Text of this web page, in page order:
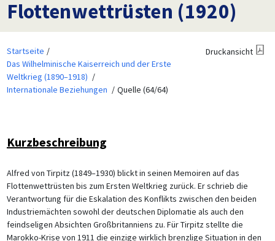
Flottenwettrüsten (1920)
Startseite
Das Wilhelminische Kaiserreich und der Erste
Weltkrieg (1890–1918)
Internationale Beziehungen
Quelle (64/64)
Druckansicht
Kurzbeschreibung
Alfred von Tirpitz (1849–1930) blickt in seinen Memoiren auf das
Flottenwettrüsten bis zum Ersten Weltkrieg zurück. Er schrieb die
Verantwortung für die Eskalation des Konflikts zwischen den beiden
Industriemächten sowohl der deutschen Diplomatie als auch den
feindseligen Absichten Großbritanniens zu. Für Tirpitz stellte die
Marokko-Krise von 1911 die einzige wirklich brenzlige Situation in den